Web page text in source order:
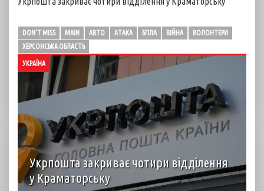
DON'T MISS MAIN АВТО АТАКА БПЛА ВІЙНА
ВОЛОНТЕРИ
ХЕРСОНСЬКА ОБЛАСТЬ
УКРАЇНА
Укрпошта закриває чотири відділення
у Краматорську